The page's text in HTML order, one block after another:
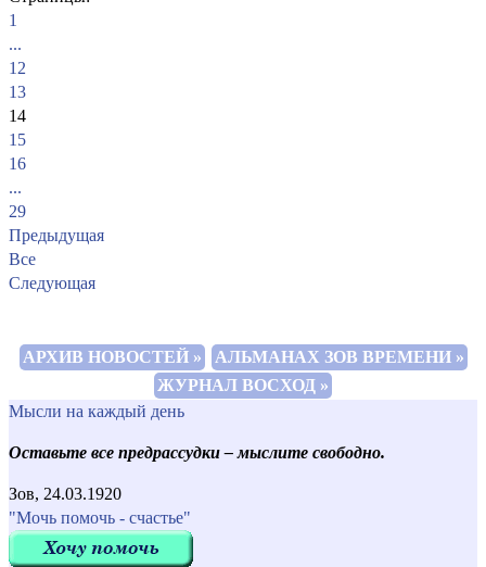
1
...
12
13
14
15
16
...
29
Предыдущая
Все
Следующая
АРХИВ НОВОСТЕЙ »
АЛЬМАНАХ ЗОВ ВРЕМЕНИ »
ЖУРНАЛ ВОСХОД »
Мысли на каждый день
Оставьте все предрассудки – мыслите свободно.
Зов, 24.03.1920
"Мочь помочь - счастье"